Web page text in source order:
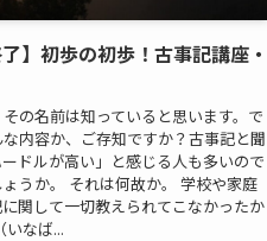
了】初歩の初歩！古事記講座・
その名前は知っていると思います。で
内容か、ご存知ですか？古事記と聞
ドルが高い」と感じる人も多いので
うか。 それは何故か。 学校や家庭
関して一切教えられてこなかったか
いなば...